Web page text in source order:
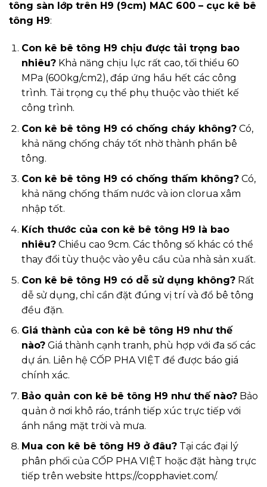
tông sàn lớp trên H9 (9cm) MAC 600 – cục kê bê
tông H9:
Con kê bê tông H9 chịu được tải trọng bao
nhiêu?Khả năng chịu lực rất cao, tối thiểu 60
MPa (600kg/cm2), đáp ứng hầu hết các công
trình. Tải trọng cụ thể phụ thuộc vào thiết kế
công trình.
Con kê bê tông H9 có chống cháy không?Có,
khả năng chống cháy tốt nhờ thành phần bê
tông.
Con kê bê tông H9 có chống thấm không?Có,
khả năng chống thấm nước và ion clorua xâm
nhập tốt.
Kích thước của con kê bê tông H9 là bao
nhiêu?Chiều cao 9cm. Các thông số khác có thể
thay đổi tùy thuộc vào yêu cầu của nhà sản xuất.
Con kê bê tông H9 có dễ sử dụng không?Rất
dễ sử dụng, chỉ cần đặt đúng vị trí và đổ bê tông
đều đặn.
Giá thành của con kê bê tông H9 như thế
nào?Giá thành cạnh tranh, phù hợp với đa số các
dự án. Liên hệ CỐP PHA VIỆT để được báo giá
chính xác.
Bảo quản con kê bê tông H9 như thế nào?Bảo
quản ở nơi khô ráo, tránh tiếp xúc trực tiếp với
ánh nắng mặt trời và mưa.
Mua con kê bê tông H9 ở đâu?Tại các đại lý
phân phối của CỐP PHA VIỆT hoặc đặt hàng trực
tiếp trên website https://copphaviet.com/.